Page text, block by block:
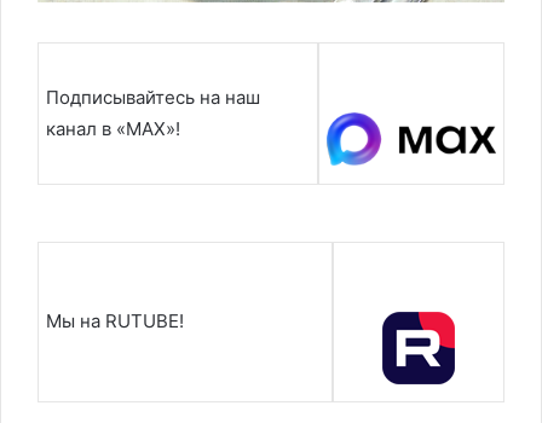
Подписывайтесь на наш
канал в «MAX»!
Мы на RUTUBE!